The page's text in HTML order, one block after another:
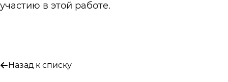
участию в этой работе.
Назад к списку